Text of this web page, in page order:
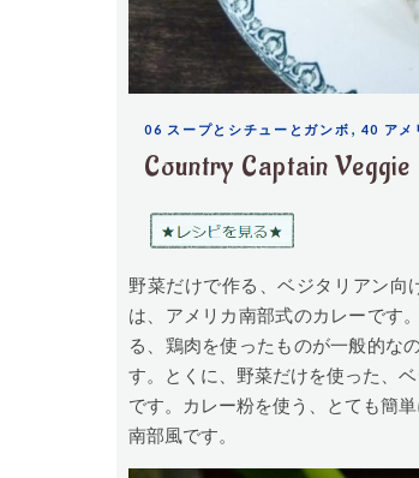
06 スープとシチューとガンボ , 40 アメ
Country Captain
野菜だけで作る、ベジタリアン向
は、アメリカ南部式のカレーです。
る、鶏肉を使ったものが一般的な
す。とくに、野菜だけを使った、
です。カレー粉を使う、とても簡
南部風です。